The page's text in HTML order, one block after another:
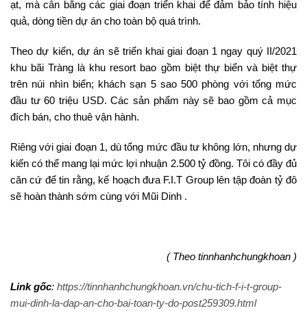
ạt, mà cân bằng các giai đoạn triển khai để đảm bảo tính hiệu
quả, dòng tiền dự án cho toàn bộ quá trình.
Theo dự kiến, dự án sẽ triển khai giai đoạn 1 ngay quý II/2021
khu bãi Tràng là khu resort bao gồm biệt thự biển và biệt thự
trên núi nhìn biển; khách sạn 5 sao 500 phòng với tổng mức
đầu tư 60 triệu USD. Các sản phẩm này sẽ bao gồm cả mục
đích bán, cho thuê vận hành.
Riêng với giai đoạn 1, dù tổng mức đầu tư không lớn, nhưng dự
kiến có thể mang lại mức lợi nhuận 2.500 tỷ đồng. Tôi có đầy đủ
căn cứ để tin rằng, kế hoạch đưa F.I.T Group lên tập đoàn tỷ đô
sẽ hoàn thành sớm cùng với Mũi Dinh .
( Theo tinnhanhchungkhoan )
Link gốc: https://tinnhanhchungkhoan.vn/chu-tich-f-i-t-group-
mui-dinh-la-dap-an-cho-bai-toan-ty-do-post259309.html